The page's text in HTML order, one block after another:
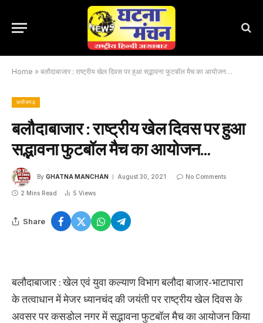
Home » बलौदाबाजार : राष्ट्रीय खेल दिवस पर हुआ सद्भावना फुटबॉल मैच का आयोजन…
छत्तीसगढ़
बलौदाबाजार : राष्ट्रीय खेल दिवस पर हुआ
सद्भावना फुटबॉल मैच का आयोजन…
By GHATNA MANCHAN August 30, 2021 No Comments
2 Mins Read 5 Views
Share
बलौदाबाजार : खेल एवं युवा कल्याण विभाग बलौदा बाजार-भाटापारा
के तत्वाधान में मेजर ध्यानचंद की जयंती पर राष्ट्रीय खेल दिवस के
अवसर पर कसडोल नगर में सद्भावना फुटबॉल मैच का आयोजन किया